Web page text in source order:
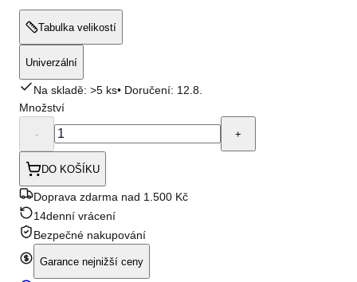
Tabulka velikostí
Univerzální
Na skladě: >5 ks• Doručení: 12.8.
Množství
- +
DO KOŠÍKU
Doprava zdarma nad 1.500 Kč
14denní vrácení
Bezpečné nakupování
Garance nejnižší ceny